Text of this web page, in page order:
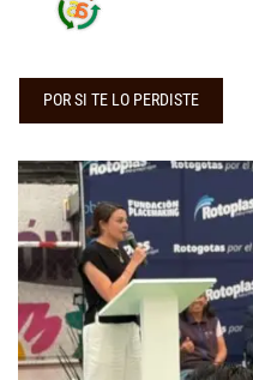
POR SI TE LO PERDISTE